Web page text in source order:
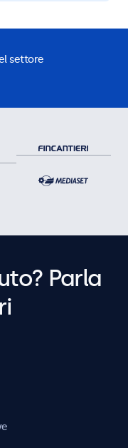
settore
Parla